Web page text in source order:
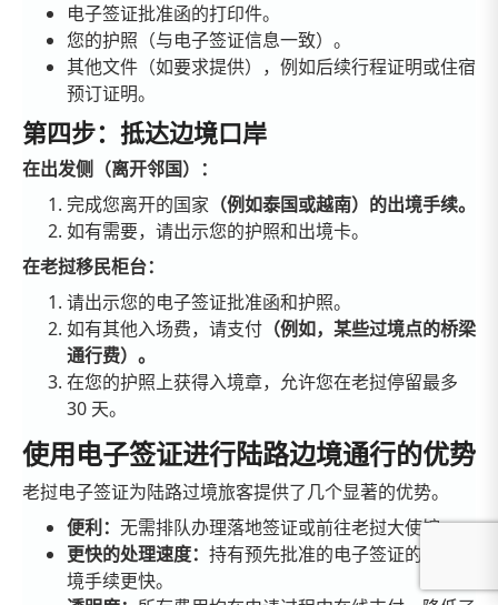
电子签证批准函的打印件。
您的护照（与电子签证信息一致）。
其他文件（如要求提供），例如后续行程证明或住宿
预订证明。
第四步：抵达边境口岸
在出发侧（离开邻国）：
完成您离开的国家 （例如泰国或越南）的出境手续。
如有需要，请出示您的护照和出境卡。
在老挝移民柜台：
请出示您的电子签证批准函和护照。
如有其他入场费，请支付 （例如，某些过境点的桥梁
通行费）。
在您的护照上获得入境章，允许您在老挝停留最多
30 天。
使用电子签证进行陆路边境通行的优势
老挝电子签证为陆路过境旅客提供了几个显著的优势。
便利： 无需排队办理落地签证或前往老挝大使馆。
更快的处理速度： 持有预先批准的电子签证的旅客入
境手续更快。